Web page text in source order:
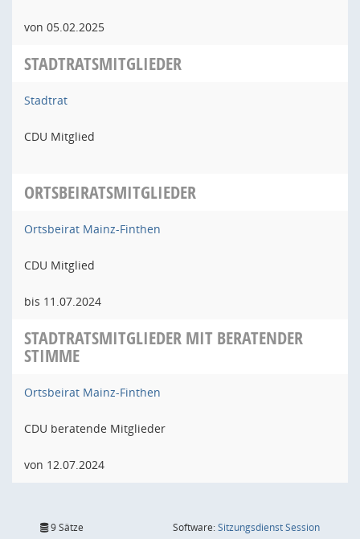
von 05.02.2025
STADTRATSMITGLIEDER
Stadtrat
CDU Mitglied
ORTSBEIRATSMITGLIEDER
Ortsbeirat Mainz-Finthen
CDU Mitglied
bis 11.07.2024
STADTRATSMITGLIEDER MIT BERATENDER
STIMME
Ortsbeirat Mainz-Finthen
CDU beratende Mitglieder
von 12.07.2024
9 Sätze Software:SitzungsdienstSession(Wird in